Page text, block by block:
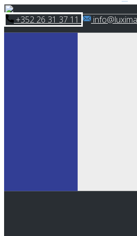
Skip
to
content
​+352 26 31 37 11